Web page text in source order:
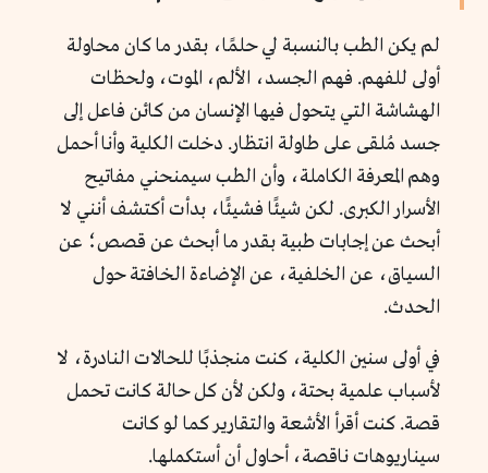
لم يكن الطب بالنسبة لي حلمًا، بقدر ما كان محاولة
أولى للفهم. فهم الجسد، الألم، الموت، ولحظات
الهشاشة التي يتحول فيها الإنسان من كائن فاعل إلى
جسد مُلقى على طاولة انتظار. دخلت الكلية وأنا أحمل
وهم المعرفة الكاملة، وأن الطب سيمنحني مفاتيح
الأسرار الكبرى. لكن شيئًا فشيئًا، بدأت أكتشف أنني لا
أبحث عن إجابات طبية بقدر ما أبحث عن قصص؛ عن
السياق، عن الخلفية، عن الإضاءة الخافتة حول
الحدث.
في أولى سنين الكلية، كنت منجذبًا للحالات النادرة، لا
لأسباب علمية بحتة، ولكن لأن كل حالة كانت تحمل
قصة. كنت أقرأ الأشعة والتقارير كما لو كانت
سيناريوهات ناقصة، أحاول أن أستكملها.